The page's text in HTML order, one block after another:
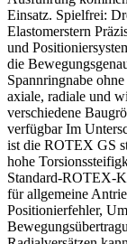
Einsatz. Spielfrei:
Elastomerstern
und
die
Spannringnabe
axiale, radiale und
verschiedene
verfügbar Im
ist die ROTEX GS
hohe
Standard-ROTEX-
für allgemeine
Positionierfehler,